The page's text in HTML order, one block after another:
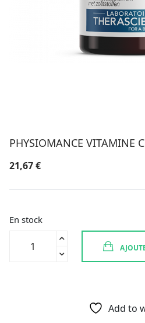
PHYSIOMANCE VITAMINE
21,67€
En stock
Add to